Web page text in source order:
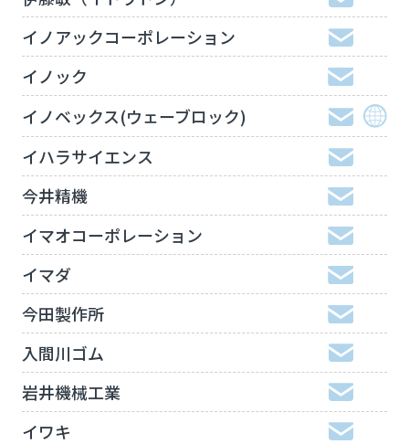
イノアックコーポレーション
イノック
イノベックス(ウェーブロック)
イハラサイエンス
今井精機
イマオコーポレーション
イマダ
今田製作所
入間川ゴム
岩井機械工業
イワキ